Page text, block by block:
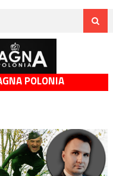
POLONIA